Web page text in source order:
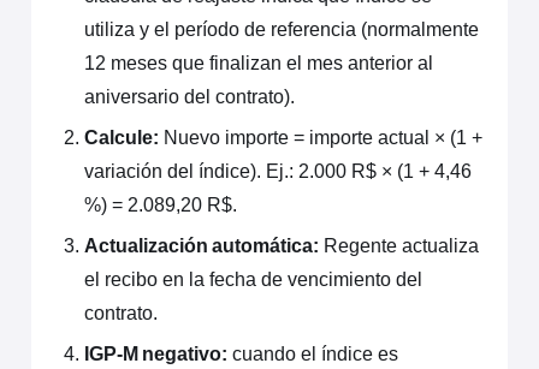
utiliza y el período de referencia (normalmente
12 meses que finalizan el mes anterior al
aniversario del contrato).
Calcule: Nuevo importe = importe actual × (1 +
variación del índice). Ej.: 2.000 R$ × (1 + 4,46
%) = 2.089,20 R$.
Actualización automática: Regente actualiza
el recibo en la fecha de vencimiento del
contrato.
IGP-M negativo: cuando el índice es